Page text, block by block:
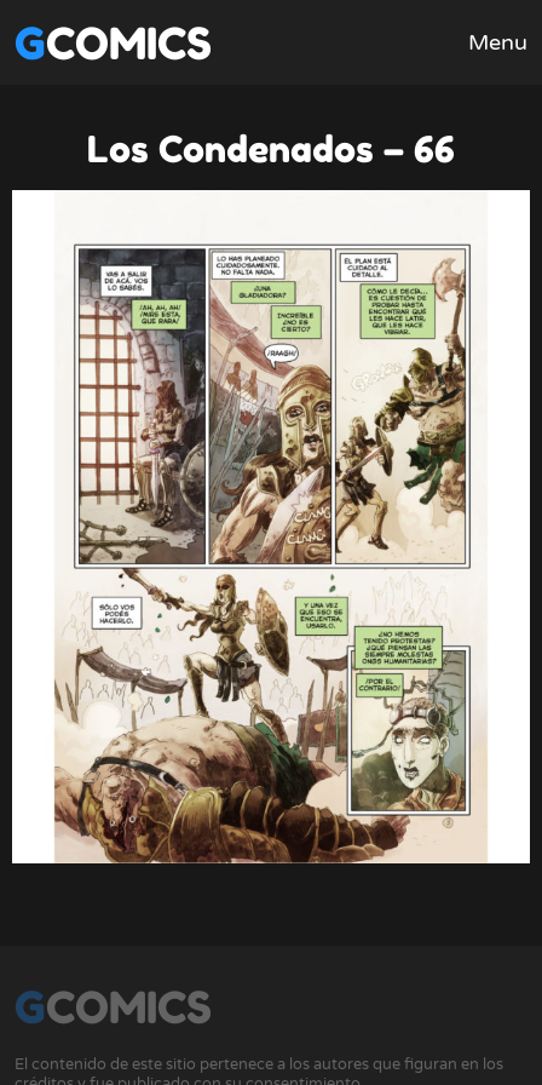
GCOMICS Menu
Los Condenados – 66
GCOMICS
El contenido de este sitio pertenece a los autores que figuran en los